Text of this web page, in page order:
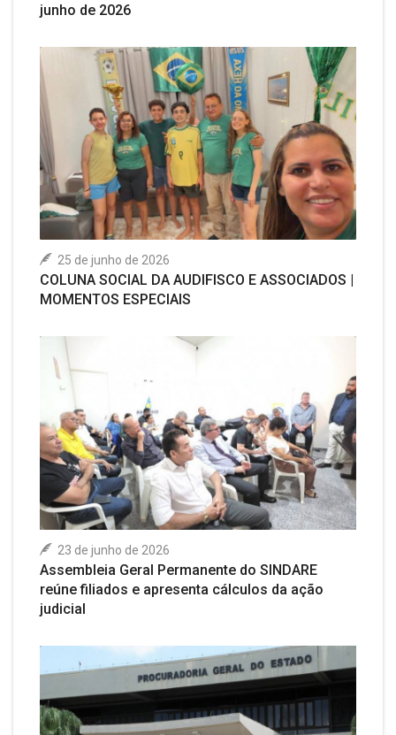
junho de 2026
25 de junho de 2026
COLUNA SOCIAL DA AUDIFISCO E ASSOCIADOS |
MOMENTOS ESPECIAIS
23 de junho de 2026
Assembleia Geral Permanente do SINDARE
reúne filiados e apresenta cálculos da ação
judicial